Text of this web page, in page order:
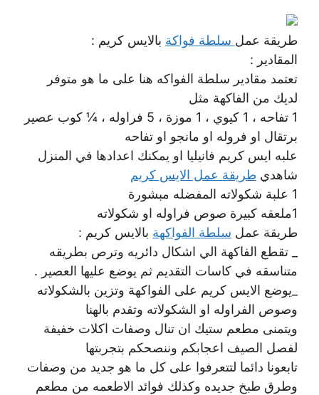
طريقة عمل سلطة فواكة بالايس كريم :
المقادير :
تعتمد مقادير سلطة الفواكه هنا على ما هو متوفر
لديك من الفاكهة مثل
1 تفاحه ، 1 كيوي ، 1 موزة ، 5 فراوله ، ¼ كوب عصير
برتقال او فروله او مانجو او تفاحه
علبه ايس كريم فانيليا او يمكنك اعدادها في المنزل
شاهدي طريقة عمل الايس كريم
1 علبة شكولاته المفضله مبشورة
1ملعقه كبيرة صوص فراوله او شكولاته
طريقة عمل سلطة الفواكهة بالايس كريم :
_ تقطع الفاكهة الي اشكال دائريه وترص بطريقه
متناسقه في كاسات التقديم ثم يوضع عليها العصير .
_يوضع الايس كريم على الفواكهة وتزين بالشكولاته
وصوص الفراوله او الشكولاته وتقدم بالهنا
ويتمنى مطعم ستيك ان تنال وصفات اكلات خفيفة
لفصل الصيف اعجابكم وننصحكم بتجربتها
تابعونا دائما لتتعرفوا على كل ما هو جديد من وصفات
وطرق طبخ جديده وكذلك فوائد الاطعمه من مطعم